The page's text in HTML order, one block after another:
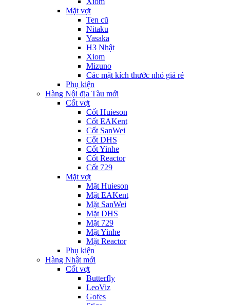
Mặt vợt
Ten cũ
Nitaku
Yasaka
H3 Nhật
Xiom
Mizuno
Các mặt kích thước nhỏ giá rẻ
Phụ kiện
Hàng Nội địa Tàu mới
Cốt vợt
Cốt Huieson
Cốt EAKent
Cốt SanWei
Cốt DHS
Cốt Yinhe
Cốt Reactor
Cốt 729
Mặt vợt
Mặt Huieson
Mặt EAKent
Mặt SanWei
Mặt DHS
Mặt 729
Mặt Yinhe
Mặt Reactor
Phụ kiện
Hàng Nhật mới
Cốt vợt
Butterfly
LeoViz
Gofes